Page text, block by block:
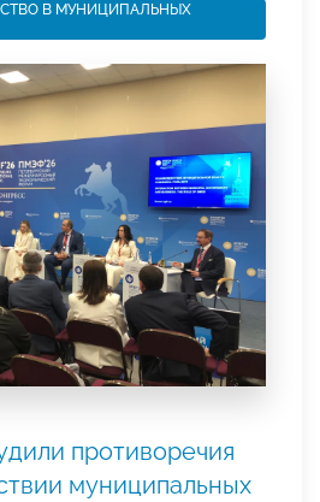
В МУНИЦИПАЛЬНЫХ
противоречия
муниципальных